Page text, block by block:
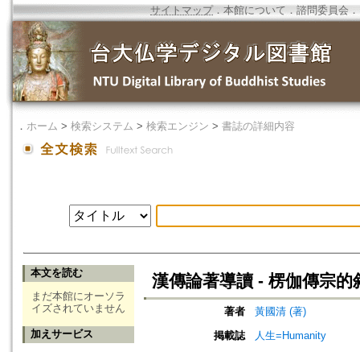
サイトマップ．本館について ． 諮問委員会 ．
． ホーム > 検索システム > 検索エンジン > 書誌の詳細内容
本文を読む
まだ本館にオーソラ
イズされていません
加えサービス
漢傳論著導讀 - 楞伽傳宗
著者
黃國清 (著)
掲載誌
人生=Humanity